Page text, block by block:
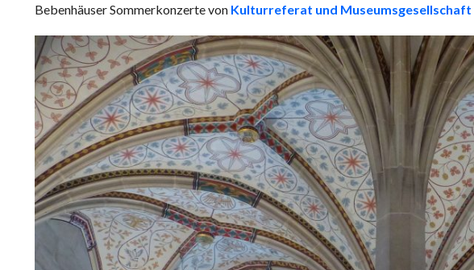
Bebenhäuser Sommerkonzerte von Kulturreferat und Museumsgesellschaft